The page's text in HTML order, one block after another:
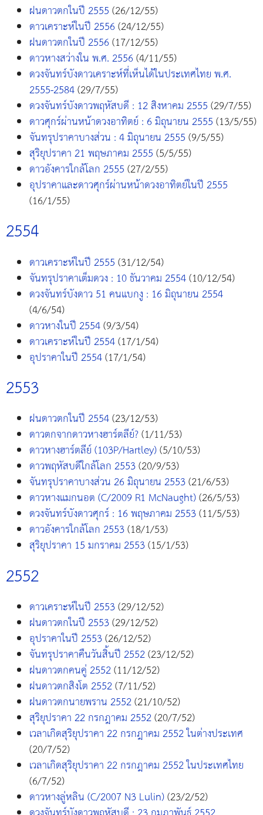
ฝนดาวตกในปี 2555(26/12/55)
ดาวเคราะห์ในปี 2556(24/12/55)
ฝนดาวตกในปี 2556(17/12/55)
ดาวหางสว่างใน พ.ศ. 2556(4/11/55)
ดวงจันทร์บังดาวเคราะห์ที่เห็นได้ในประเทศไทย พ.ศ.
2555-2584(29/7/55)
ดวงจันทร์บังดาวพฤหัสบดี : 12 สิงหาคม 2555(29/7/55)
ดาวศุกร์ผ่านหน้าดวงอาทิตย์ : 6 มิถุนายน 2555(13/5/55)
จันทรุปราคาบางส่วน : 4 มิถุนายน 2555(9/5/55)
สุริยุปราคา 21 พฤษภาคม 2555(5/5/55)
ดาวอังคารใกล้โลก 2555(27/2/55)
อุปราคาและดาวศุกร์ผ่านหน้าดวงอาทิตย์ในปี 2555
(16/1/55)
2554
ดาวเคราะห์ในปี 2555(31/12/54)
จันทรุปราคาเต็มดวง : 10 ธันวาคม 2554(10/12/54)
ดวงจันทร์บังดาว 51 คนแบกงู : 16 มิถุนายน 2554
(4/6/54)
ดาวหางในปี 2554(9/3/54)
ดาวเคราะห์ในปี 2554(17/1/54)
อุปราคาในปี 2554(17/1/54)
2553
ฝนดาวตกในปี 2554(23/12/53)
ดาวตกจากดาวหางฮาร์ตลีย์?(1/11/53)
ดาวหางฮาร์ตลีย์ (103P/Hartley)(5/10/53)
ดาวพฤหัสบดีใกล้โลก 2553(20/9/53)
จันทรุปราคาบางส่วน 26 มิถุนายน 2553(21/6/53)
ดาวหางแมกนอต (C/2009 R1 McNaught)(26/5/53)
ดวงจันทร์บังดาวศุกร์ : 16 พฤษภาคม 2553(11/5/53)
ดาวอังคารใกล้โลก 2553(18/1/53)
สุริยุปราคา 15 มกราคม 2553(15/1/53)
2552
ดาวเคราะห์ในปี 2553(29/12/52)
ฝนดาวตกในปี 2553(29/12/52)
อุปราคาในปี 2553(26/12/52)
จันทรุปราคาคืนวันสิ้นปี 2552(23/12/52)
ฝนดาวตกคนคู่ 2552(11/12/52)
ฝนดาวตกสิงโต 2552(7/11/52)
ฝนดาวตกนายพราน 2552(21/10/52)
สุริยุปราคา 22 กรกฎาคม 2552(20/7/52)
เวลาเกิดสุริยุปราคา 22 กรกฎาคม 2552 ในต่างประเทศ
(20/7/52)
เวลาเกิดสุริยุปราคา 22 กรกฎาคม 2552 ในประเทศไทย
(6/7/52)
ดาวหางลู่หลิน (C/2007 N3 Lulin)(23/2/52)